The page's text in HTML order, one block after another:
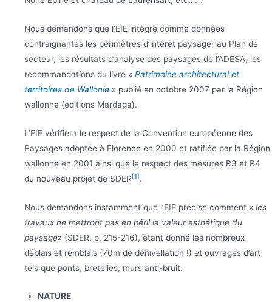
Nous demandons que l’EIE intègre comme données
contraignantes les périmètres d’intérêt paysager au Plan de
secteur, les résultats d’analyse des paysages de l’ADESA, les
recommandations du livre « Patrimoine architectural et
territoires de Wallonie » publié en octobre 2007 par la Région
wallonne (éditions Mardaga).
L’EIE vérifiera le respect de la Convention européenne des
Paysages adoptée à Florence en 2000 et ratifiée par la Région
wallonne en 2001 ainsi que le respect des mesures R3 et R4
du nouveau projet de SDER[1].
Nous demandons instamment que l’EIE précise comment « les
travaux ne mettront pas en péril la valeur esthétique du
paysage» (SDER, p. 215-216), étant donné les nombreux
déblais et remblais (70m de dénivellation !) et ouvrages d’art
tels que ponts, bretelles, murs anti-bruit.
NATURE